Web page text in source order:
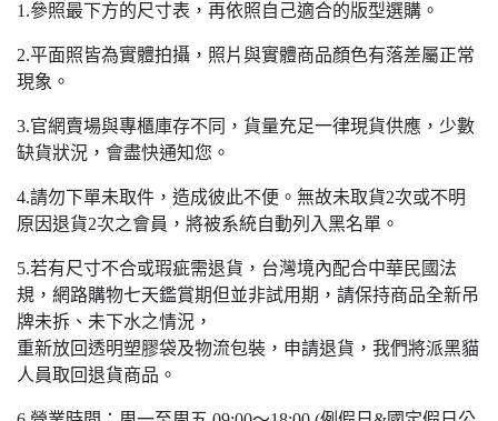
1.參照最下方的尺寸表，再依照自己適合的版型選購。
2.平面照皆為實體拍攝，照片與實體商品顏色有落差屬正常
現象。
3.官網賣場與專櫃庫存不同，貨量充足一律現貨供應，少數
缺貨狀況，會盡快通知您。
4.請勿下單未取件，造成彼此不便。無故未取貨2次或不明
原因退貨2次之會員，將被系統自動列入黑名單。
5.若有尺寸不合或瑕疵需退貨，台灣境內配合中華民國法
規，網路購物七天鑑賞期但並非試用期，請保持商品全新吊
牌未拆、未下水之情況，
重新放回透明塑膠袋及物流包裝，申請退貨，我們將派黑貓
人員取回退貨商品。